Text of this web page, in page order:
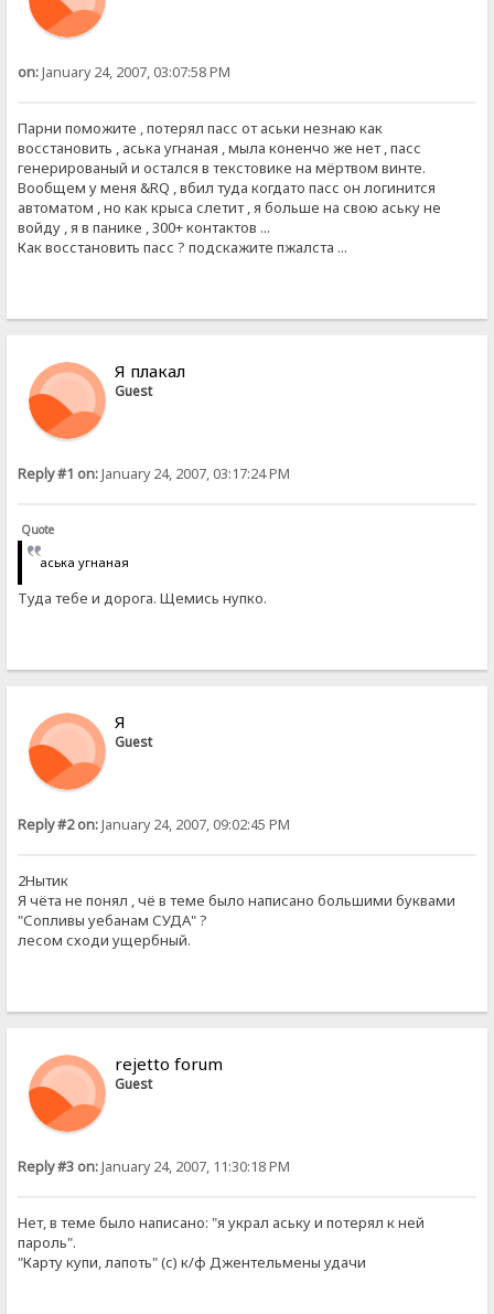
on:January 24, 2007, 03:07:58 PM
Парни поможите , потерял пасс от аськи незнаю как
восстановить , аська угнаная , мыла коненчо же нет , пасс
генерированый и остался в текстовике на мёртвом винте.
Вообщем у меня &RQ , вбил туда когдато пасс он логинится
автоматом , но как крыса слетит , я больше на свою аську не
войду , я в панике , 300+ контактов ...
Как восстановить пасс ? подскажите пжалста ...
Я плакал
Guest
Reply #1 on:January 24, 2007, 03:17:24 PM
Quote
аська угнаная
Туда тебе и дорога. Щемись нупко.
Я
Guest
Reply #2 on:January 24, 2007, 09:02:45 PM
2Нытик
Я чёта не понял , чё в теме было написано большими буквами
"Сопливы уебанам СУДА" ?
лесом сходи ущербный.
rejetto forum
Guest
Reply #3 on:January 24, 2007, 11:30:18 PM
Нет, в теме было написано: "я украл аську и потерял к ней
пароль".
"Карту купи, лапоть" (с) к/ф Джентельмены удачи